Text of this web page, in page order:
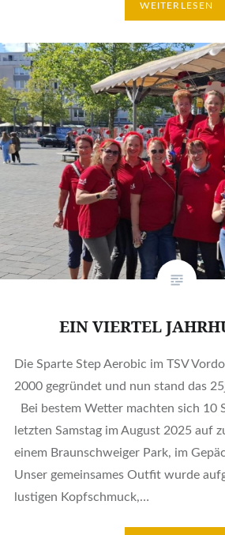
WEITERLESEN
EIN VIERTEL
Die Sparte Step Aerobic im TSV
2000 gegründet und nun stand das
Bei bestem Wetter machten sich 10
letzten Samstag im August 2025 auf
einem Braunschweiger Park, im
Unser gemeinsames Outfit wurde
lustigen Kopfschmuck,…